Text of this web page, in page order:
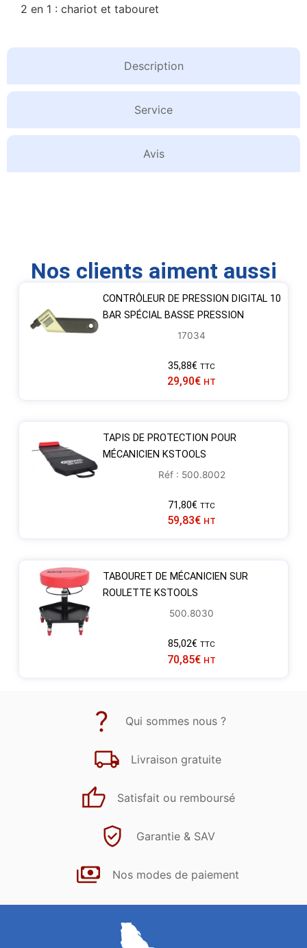
Description
Service
Avis
2 en 1 : chariot et tabouret
Nos clients aiment aussi
CONTRÔLEUR DE PRESSION DIGITAL 10
BAR SPÉCIAL BASSE PRESSION
17034
35,88€ TTC
29,90€ HT
TAPIS DE PROTECTION POUR
MÉCANICIEN KSTOOLS
Réf : 500.8002
71,80€ TTC
59,83€ HT
TABOURET DE MÉCANICIEN SUR
ROULETTE KSTOOLS
500.8030
85,02€ TTC
70,85€ HT
Qui sommes nous ?
Livraison gratuite
Satisfait ou remboursé
Garantie & SAV
Nos modes de paiement